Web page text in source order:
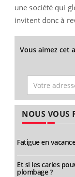
une société qui
invitent donc à
Vous aimez cet
NOUS VOUS
Fatigue en
Et si les caries
plombage ?